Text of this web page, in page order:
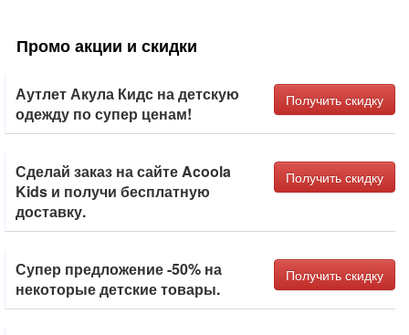
Промо акции и скидки
Аутлет Акула Кидс на детскую
одежду по супер ценам!
Получить скидку
Сделай заказ на сайте Acoola
Kids и получи бесплатную
доставку.
Получить скидку
Супер предложение -50% на
некоторые детские товары.
Получить скидку